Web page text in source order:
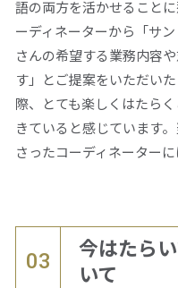
語の両方を活かせること
ーディネーターから「サ
さんの希望する業務内容
す」とご提案をいただい
際、とても楽しくはたら
きていると感じています
さったコーディネーター
03
今はたら
いて